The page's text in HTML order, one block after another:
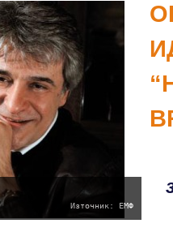
Източник: ЕМФ